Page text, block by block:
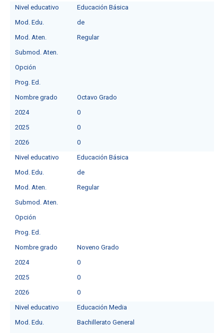
Nivel educativo
Educación Básica
Mod. Edu.
de
Mod. Aten.
Regular
Submod. Aten.
Opción
Prog. Ed.
Nombre grado
Octavo Grado
2024
0
2025
0
2026
0
Nivel educativo
Educación Básica
Mod. Edu.
de
Mod. Aten.
Regular
Submod. Aten.
Opción
Prog. Ed.
Nombre grado
Noveno Grado
2024
0
2025
0
2026
0
Nivel educativo
Educación Media
Mod. Edu.
Bachillerato General